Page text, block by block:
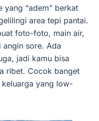
yang “adem” berkat
area tepi pantai.
foto-foto, main air,
angin sore. Ada
jadi kamu bisa
ribet. Cocok banget
keluarga yang low-